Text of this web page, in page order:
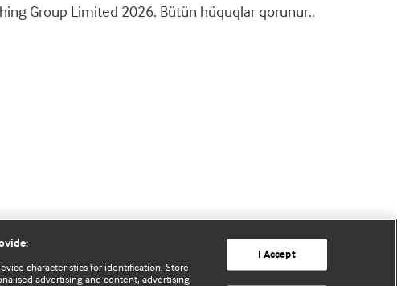
Group Limited 2026. Bütün hüquqlar qorunur..
characteristics for identification. Store
advertising and content, advertising
I Accept